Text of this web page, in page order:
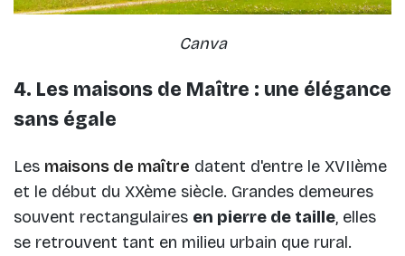
Canva
4. Les maisons de Maître : une élégance
sans égale
Les maisons de maître datent d'entre le XVIIème
et le début du XXème siècle. Grandes demeures
souvent rectangulaires en pierre de taille, elles
se retrouvent tant en milieu urbain que rural.